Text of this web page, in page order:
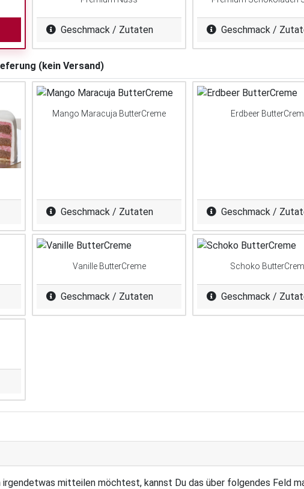
Geschmack / Zutaten Geschmack /
(kein Versand)
Mango Maracuja ButterCreme
Geschmack / Zutaten
Erdbeer
Geschmack /
Vanille ButterCreme
Geschmack / Zutaten
Schoko
Geschmack /
irgendetwas mitteilen möchtest, kannst Du das über folgendes Feld